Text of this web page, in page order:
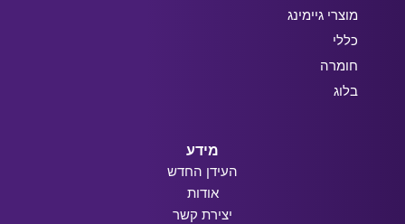
מוצרי גיימינג
כללי
חומרה
בלוג
מידע
העידן החדש
אודות
יצירת קשר